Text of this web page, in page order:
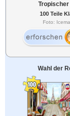
100 Teile
Foto:
Wahl der